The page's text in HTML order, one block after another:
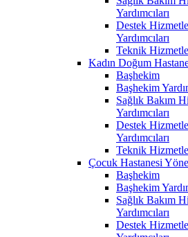
Yardımcıları
Destek
Yardımcıları
Teknik
Kadın Doğum
Başhekim
Başhekim
Sağlık Bakım
Yardımcıları
Destek
Yardımcıları
Teknik
Çocuk Hastanesi
Başhekim
Başhekim
Sağlık Bakım
Yardımcıları
Destek